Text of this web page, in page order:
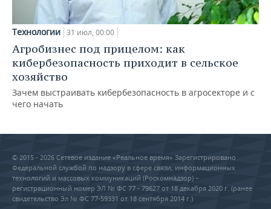
Технологии 31 июл, 00:00
Агробизнес под прицелом: как
кибербезопасность приходит в сельское
хозяйство
Зачем выстраивать кибербезопасность в агросекторе и с
чего начать
© 2015 - 2026 Сетевое издание «Реальное время» Зарегистрировано
Федеральной службой по надзору в сфере связи, информационных
технологий и массовых коммуникаций (Роскомнадзор) –
регистрационный номер ЭЛ № ФС 77 - 79627 от 18 декабря 2020 г. (ранее
свидетельство Эл № ФС 77-59331 от 18 сентября 2014 г.)